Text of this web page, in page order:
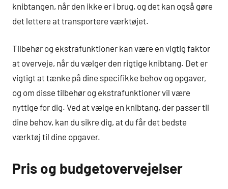
knibtangen, når den ikke er i brug, og det kan også gøre
det lettere at transportere værktøjet.
Tilbehør og ekstrafunktioner kan være en vigtig faktor
at overveje, når du vælger den rigtige knibtang. Det er
vigtigt at tænke på dine specifikke behov og opgaver,
og om disse tilbehør og ekstrafunktioner vil være
nyttige for dig. Ved at vælge en knibtang, der passer til
dine behov, kan du sikre dig, at du får det bedste
værktøj til dine opgaver.
Pris og budgetovervejelser